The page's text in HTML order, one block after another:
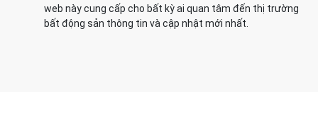
web này cung cấp cho bất kỳ ai quan tâm đến thị trường
bất động sản thông tin và cập nhật mới nhất.